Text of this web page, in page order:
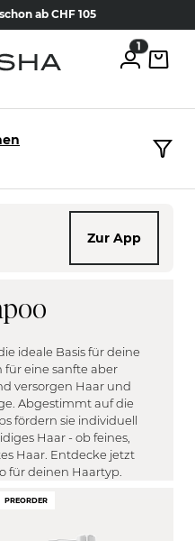
Chrome Collection
Rabatt
ab CHF 105
1
Zur App
ideale Basis für deine
für eine sanfte aber
versorgen Haar und
Abgestimmt auf die
fördern sie individuell
Haar - ob feines,
Haar. Entdecke jetzt
für deinen Haartyp.
PREORDER